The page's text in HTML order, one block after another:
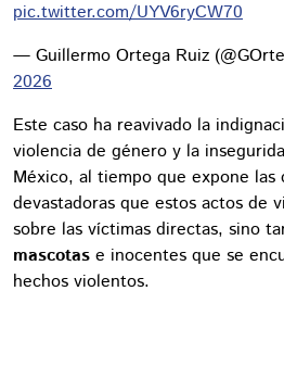
pic.twitter.com/UYV6ryCW70
— Guillermo Ortega Ruiz
2026
Este caso ha reavivado la
violencia de género y la
México, al tiempo que expone las
devastadoras que estos actos de
sobre las víctimas directas, sino
mascotas e inocentes que se
hechos violentos.